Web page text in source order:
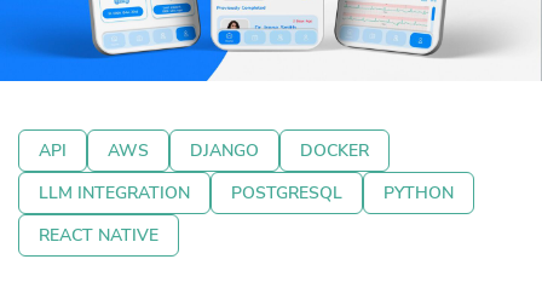
API AWS DJANGO
DOCKER
LLM INTEGRATION
POSTGRESQL
PYTHON
REACT NATIVE